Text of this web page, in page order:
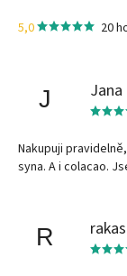
5,0 20
J Jana
Nakupuji
syna. A i colacao.
R